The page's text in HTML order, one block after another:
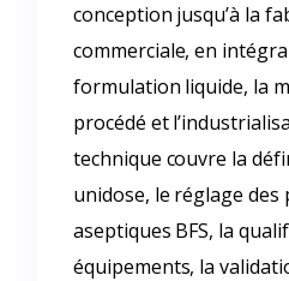
conception jusqu’à la
commerciale, en
formulation liquide, la
procédé et
technique couvre la
unidose, le réglage des
aseptiques BFS, la
équipements, la